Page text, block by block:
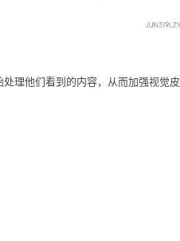
理他们看到的内容，从而加强视觉皮